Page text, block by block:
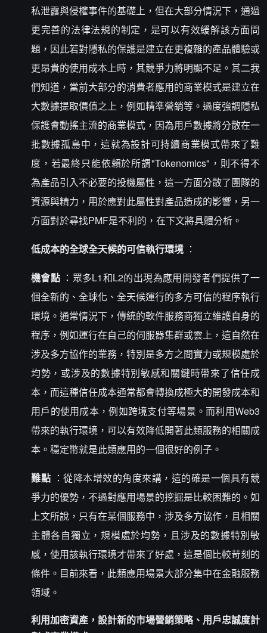
私泄露與侵權事件的基礎上，但在大部分情況下，通過
更完善的法律法規的制定，是可以有效緩解該方面問
題，因此若對隱私的保護是建立在更複雜的產品體驗或
更昂貴的使用成本上時，其競爭力將明顯不足。其二我
們知道，當前大部分的消費者應用的商業模式是建立在
大數據提取價值之上，例如精準營銷等。過度強調隱私
保護會動搖主流的商業模式，因為用戶數據將分散在一
批數據孤島中，這就為設計可持續商業模式帶來了難
度，若最終只能依賴於所謂"Tokenomics"，則不得不
為產品引入不必要的投機屬性，這一方面分散了團隊的
資源與精力，用於應對此屬性對產品造成的影響，另一
方面對於尋找PMF是不利的，在下文將具體分析。
低成本的全球全天候的可信執行環境 ：
機會點 ：眾多L1和L2的出現為應用開發者們提供了一
個全新的、全球化、全天候運行的多方可信的程序執行
環境。通常情況下，傳統的軟件服務商獨立維護自身的
程序，例如運行在自己的伺服器集群或雲上，這自然在
涉及多方協作的業務，特別是多方之間實力或規模處於
均勢，或涉及的數據特別敏感和關鍵時帶來了信任成
本，而這種信任成本通常都會轉換成極大的開發成本和
用戶的使用成本，例如跨境支付等場景。而利用Web3
帶來的執行環境，可以有效降低開著此類服務的相關成
本。穩定幣就是此類應用的一個很好的例子。
難點 ：從降本增效的角度來講，這的確是一個具有競
爭力的優勢，不過對應用場景的挖掘是比較困難的。如
上文所說，只有在某個服務中，涉及多方協作，且相關
主體各自獨立，規模處於均勢，且涉及的數據特別敏
感，使用該執行環境才帶來了好處，這是個比較苛刻的
條件。目前來看，此類應用場景大部分集中在金融服務
領域。
利用加密資產，設計新的市場營銷策略、用戶忠誠度計